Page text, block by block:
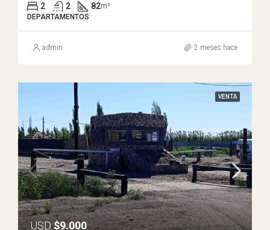
2 2 82m²
DEPARTAMENTOS
admin 2 meses hace
VENTA
USD$9.000